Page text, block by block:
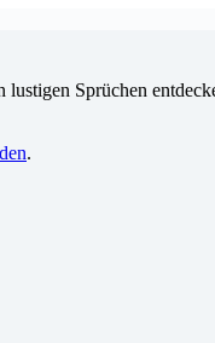
Sprüchen
.